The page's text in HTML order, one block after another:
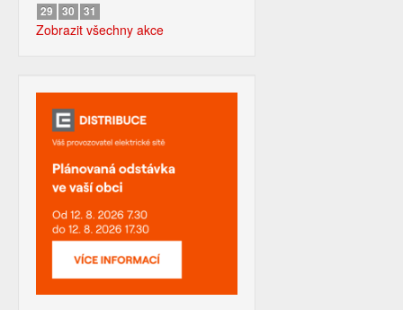
29
30 31
Zobrazit všechny akce